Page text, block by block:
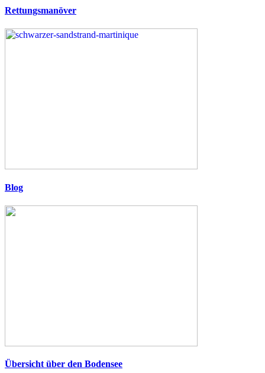
Rettungsmanöver
Blog
Übersicht über den Bodensee